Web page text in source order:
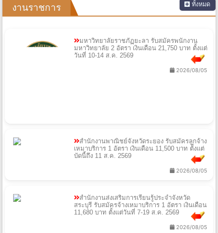
งานราชการ ทั้งหมด
มหาวิทยาลัยราชภัฏยะลา รับสมัครพนักงาน
มหาวิทยาลัย 2 อัตรา เงินเดือน 21,750 บาท ตั้งแต่
วันที่ 10-14 ส.ค. 2569
2026/08/05
สำนักงานพาณิชย์จังหวัดระยอง รับสมัครลูกจ้าง
เหมาบริการ 1 อัตรา เงินเดือน 11,500 บาท ตั้งแต่
บัดนี้ถึง 11 ส.ค. 2569
2026/08/05
สำนักงานส่งเสริมการเรียนรู้ประจำจังหวัด
สระบุรี รับสมัครจ้างเหมาบริการ 1 อัตรา เงินเดือน
11,680 บาท ตั้งแต่วันที่ 7-19 ส.ค. 2569
2026/08/05